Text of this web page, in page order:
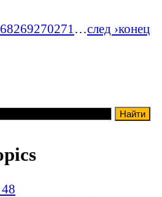
269270271 …след ›конец